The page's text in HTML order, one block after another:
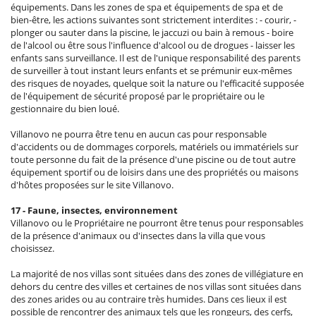
équipements. Dans les zones de spa et équipements de spa et de
bien-être, les actions suivantes sont strictement interdites : - courir, -
plonger ou sauter dans la piscine, le jaccuzi ou bain à remous - boire
de l'alcool ou être sous l'influence d'alcool ou de drogues - laisser les
enfants sans surveillance. Il est de l'unique responsabilité des parents
de surveiller à tout instant leurs enfants et se prémunir eux-mêmes
des risques de noyades, quelque soit la nature ou l'efficacité supposée
de l'équipement de sécurité proposé par le propriétaire ou le
gestionnaire du bien loué.
Villanovo ne pourra être tenu en aucun cas pour responsable
d'accidents ou de dommages corporels, matériels ou immatériels sur
toute personne du fait de la présence d'une piscine ou de tout autre
équipement sportif ou de loisirs dans une des propriétés ou maisons
d'hôtes proposées sur le site Villanovo.
17 - Faune, insectes, environnement
Villanovo ou le Propriétaire ne pourront être tenus pour responsables
de la présence d'animaux ou d'insectes dans la villa que vous
choisissez.
La majorité de nos villas sont situées dans des zones de villégiature en
dehors du centre des villes et certaines de nos villas sont situées dans
des zones arides ou au contraire très humides. Dans ces lieux il est
possible de rencontrer des animaux tels que les rongeurs, des cerfs,